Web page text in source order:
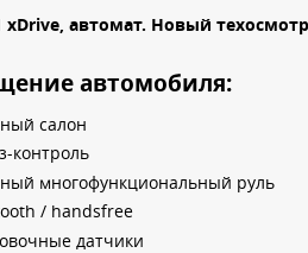
xDrive, автомат. Новый
автомобиля:
салон
контроль
многофункциональный руль
/ handsfree
датчики